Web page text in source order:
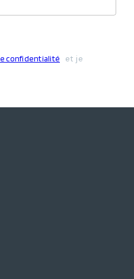
confidentialité
et je